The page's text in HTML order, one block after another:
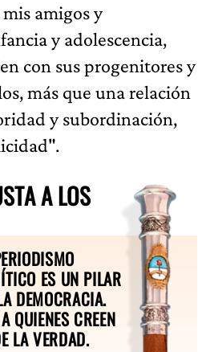
amigos y
y adolescencia,
con sus progenitores y
más que una relación
y subordinación,
A LOS
ES UN PILAR
DEMOCRACIA.
QUIENES CREEN
LA VERDAD.